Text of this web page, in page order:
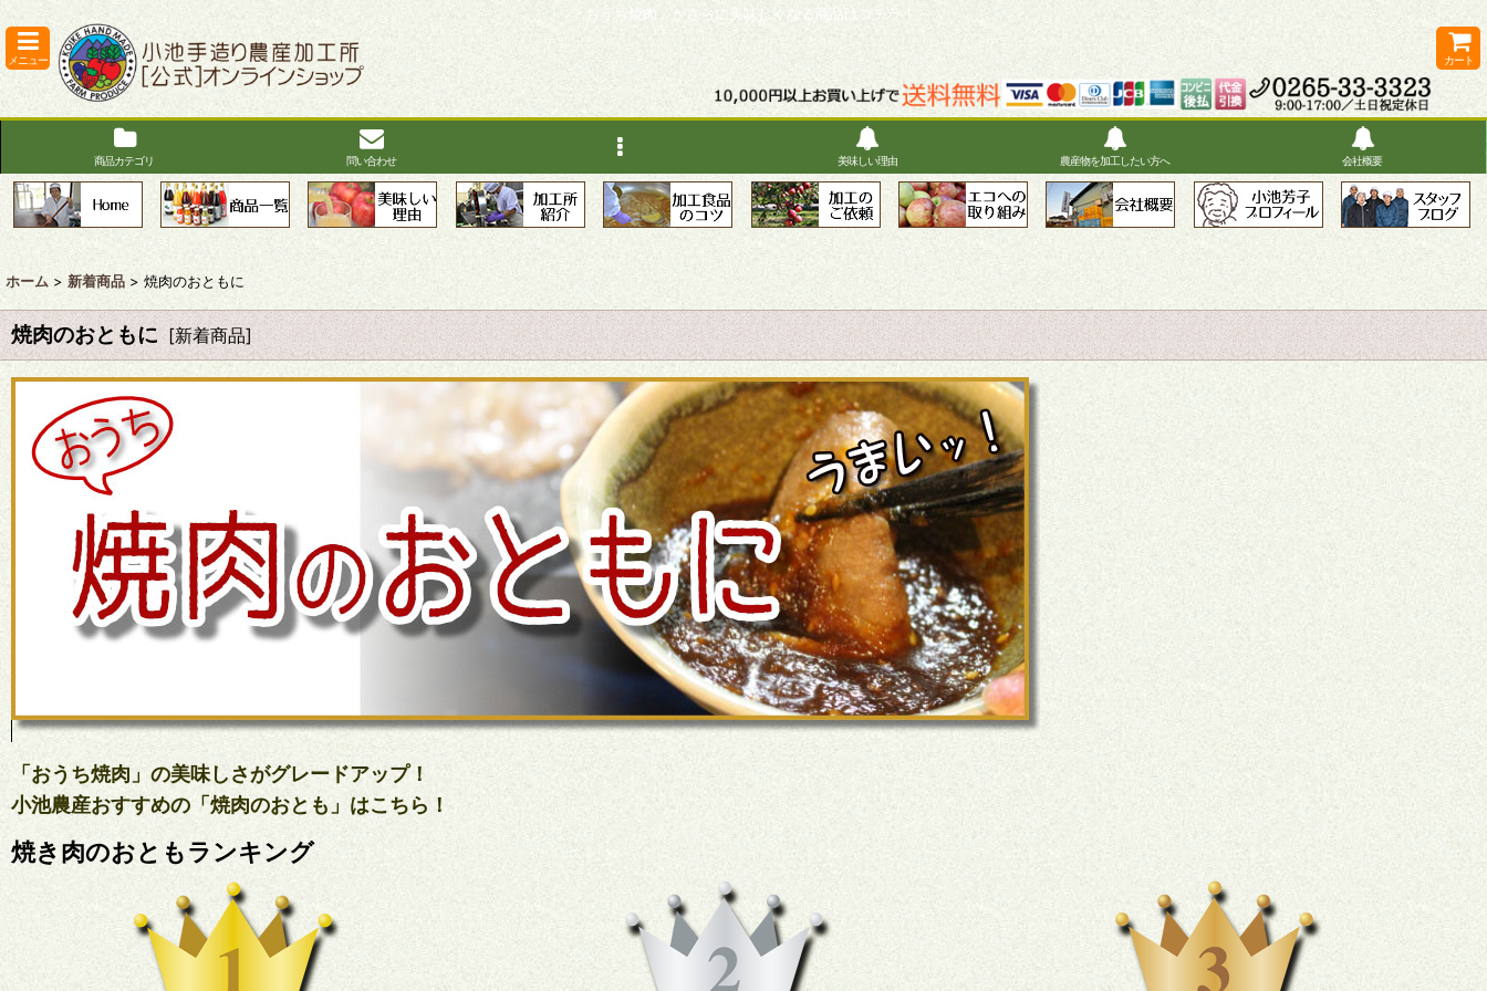
「おうち焼肉」がさらに美味しくなる商品はコチラ！
メニュー カート
商品カテゴリ 問い合わせ 美味しい理由 農産物を加工したい方へ 会社概要
ホーム > 新着商品 > 焼肉のおともに
焼肉のおともに [新着商品]
「おうち焼肉」の美味しさがグレードアップ！
小池農産おすすめの「焼肉のおとも」はこちら！
焼き肉のおともランキング